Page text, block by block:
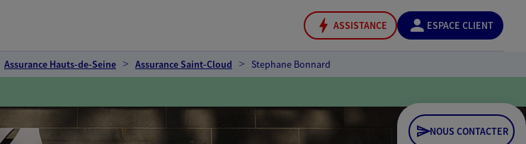
ASSISTANCE ESPACE CLIENT
Assurance Hauts-de-Seine Assurance Saint-Cloud Stephane Bonnard
NOUS CONTACTER